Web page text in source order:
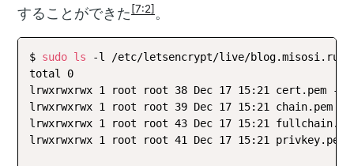
することができた[7:2] 。
$ sudo ls -l /etc/letsencrypt/live/blog.misosi.ru
total 0
lrwxrwxrwx 1 root root 38 Dec 17 15:21 cert.pem -
lrwxrwxrwx 1 root root 39 Dec 17 15:21 chain.pem -
lrwxrwxrwx 1 root root 43 Dec 17 15:21
lrwxrwxrwx 1 root root 41 Dec 17 15:21 privkey.pem